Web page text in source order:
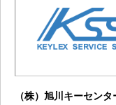
（株）旭川キーセンタ